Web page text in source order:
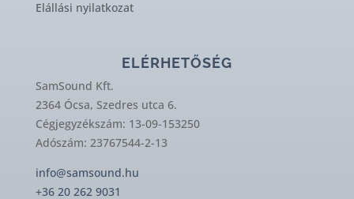
Elállási nyilatkozat
ELÉRHETŐSÉG
SamSound Kft.
2364 Ócsa, Szedres utca 6.
Cégjegyzékszám: 13-09-153250
Adószám: 23767544-2-13
info@samsound.hu
+36 20 262 9031